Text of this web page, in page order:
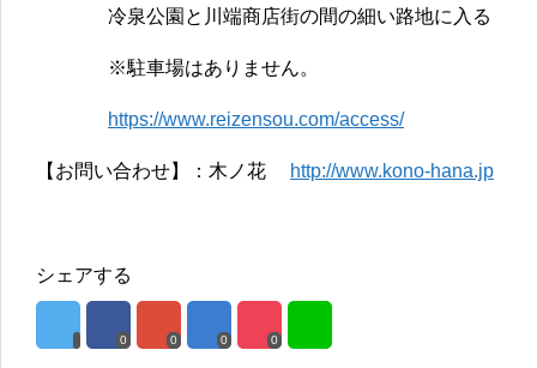
冷泉公園と川端商店街の間の細い路地に入る
※駐車場はありません。
https://www.reizensou.com/access/
【お問い合わせ】：木ノ花 http://www.kono-hana.jp
シェアする
0 0 0 0